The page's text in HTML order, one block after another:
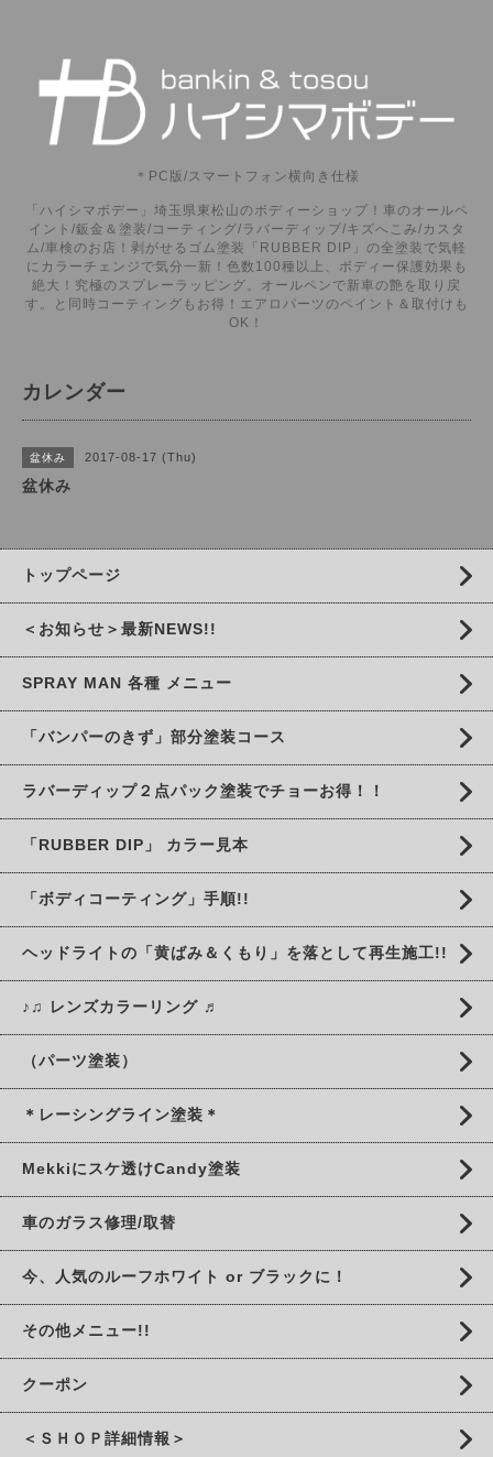
＊PC版/スマートフォン横向き仕様
「ハイシマボデー」埼玉県東松山のボディーショップ！車のオールペ
イント/鈑金＆塗装/コーティング/ラバーディップ/キズへこみ/カスタ
ム/車検のお店！剥がせるゴム塗装「RUBBER DIP」の全塗装で気軽
にカラーチェンジで気分一新！色数100種以上、ボディー保護効果も
絶大！究極のスプレーラッピング。オールペンで新車の艶を取り戻
す。と同時コーティングもお得！エアロパーツのペイント＆取付けも
OK！
カレンダー
盆休み 2017-08-17 (Thu)
盆休み
トップページ
＜お知らせ＞最新NEWS!!
SPRAY MAN 各種 メニュー
「バンパーのきず」部分塗装コース
ラバーディップ２点パック塗装でチョーお得！！
「RUBBER DIP」 カラー見本
「ボディコーティング」手順!!
ヘッドライトの「黄ばみ＆くもり」を落として再生施工!!
♪♫ レンズカラーリング ♬
（パーツ塗装）
＊レーシングライン塗装＊
Mekkiにスケ透けCandy塗装
車のガラス修理/取替
今、人気のルーフホワイト or ブラックに！
その他メニュー!!
クーポン
＜ＳＨＯＰ詳細情報＞